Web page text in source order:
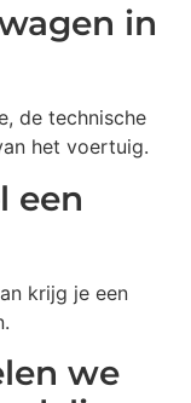
in
de technische
het voertuig.
een
krijg je een
we